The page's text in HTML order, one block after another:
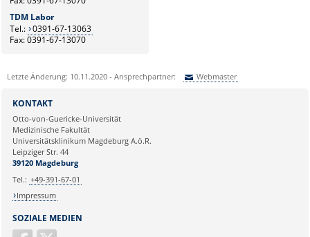
TDM Labor
Tel.: 0391-67-13063
Fax: 0391-67-13070
Letzte Änderung: 10.11.2020 - Ansprechpartner: Webmaster
Ihre E-Mailadresse:
Ihr Anliegen:
SOZIALE MEDIEN
KONTAKT
Otto-von-Guericke-Universität
Medizinische Fakultät
Universitätsklinikum Magdeburg A.ö.R.
Leipziger Str. 44
39120 Magdeburg
Tel.: +49-391-67-01
Impressum